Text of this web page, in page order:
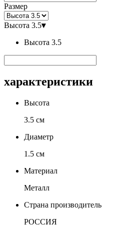
Размер
Высота 3.5▾
Высота 3.5
характеристики
Высота
3.5 см
Диаметр
1.5 см
Материал
Металл
Страна производитель
РОССИЯ